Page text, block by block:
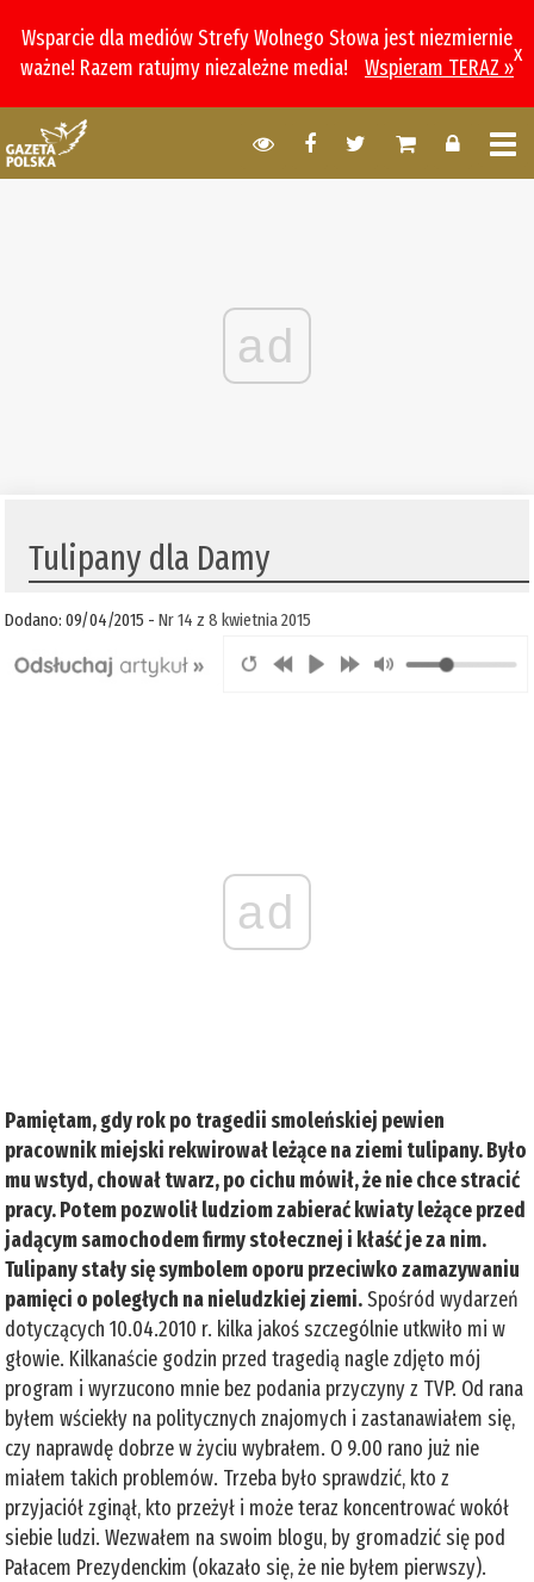
Wsparcie dla mediów Strefy Wolnego Słowa jest niezmiernie
ważne! Razem ratujmy niezależne media!
Wspieram TERAZ »
x
ad
Tulipany dla Damy
Dodano: 09/04/2015 -Nr 14 z 8 kwietnia 2015
ad
Pamiętam, gdy rok po tragedii smoleńskiej pewien
pracownik miejski rekwirował leżące na ziemi tulipany. Było
mu wstyd, chował twarz, po cichu mówił, że nie chce stracić
pracy. Potem pozwolił ludziom zabierać kwiaty leżące przed
jadącym samochodem firmy stołecznej i kłaść je za nim.
Tulipany stały się symbolem oporu przeciwko zamazywaniu
pamięci o poległych na nieludzkiej ziemi.Spośród wydarzeń
dotyczących 10.04.2010 r. kilka jakoś szczególnie utkwiło mi w
głowie. Kilkanaście godzin przed tragedią nagle zdjęto mój
program i wyrzucono mnie bez podania przyczyny z TVP. Od rana
byłem wściekły na politycznych znajomych i zastanawiałem się,
czy naprawdę dobrze w życiu wybrałem. O 9.00 rano już nie
miałem takich problemów. Trzeba było sprawdzić, kto z
przyjaciół zginął, kto przeżył i może teraz koncentrować wokół
siebie ludzi. Wezwałem na swoim blogu, by gromadzić się pod
Pałacem Prezydenckim (okazało się, że nie byłem pierwszy).